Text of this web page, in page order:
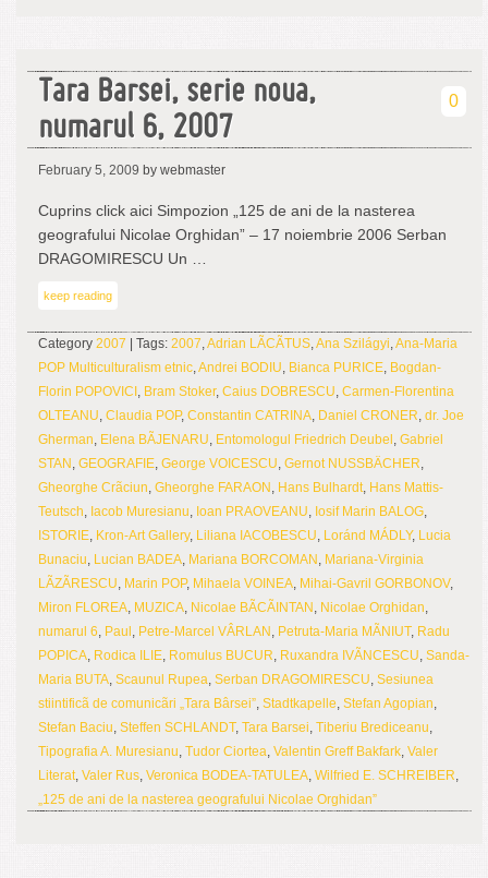
Tara Barsei, serie noua,
numarul 6, 2007
0
February 5, 2009 by webmaster
Cuprins click aici Simpozion „125 de ani de la nasterea
geografului Nicolae Orghidan” – 17 noiembrie 2006 Serban
DRAGOMIRESCU Un …
keep reading
Category 2007 | Tags: 2007,Adrian LÃCÃTUS,Ana Szilágyi,Ana-Maria
POP Multiculturalism etnic,Andrei BODIU, Bianca PURICE, Bogdan-
Florin POPOVICI , Bram Stoker, Caius DOBRESCU, Carmen-Florentina
OLTEANU, Claudia POP, Constantin CATRINA, Daniel CRONER, dr. Joe
Gherman, Elena BÃJENARU, Entomologul Friedrich Deubel , Gabriel
STAN , GEOGRAFIE, George VOICESCU, Gernot NUSSBÄCHER,
Gheorghe Crãciun, Gheorghe FARAON , Hans Bulhardt, Hans Mattis-
Teutsch, Iacob Muresianu, Ioan PRAOVEANU, Iosif Marin BALOG,
ISTORIE, Kron-Art Gallery, Liliana IACOBESCU, Loránd MÁDLY, Lucia
Bunaciu, Lucian BADEA, Mariana BORCOMAN , Mariana-Virginia
LÃZÃRESCU, Marin POP, Mihaela VOINEA, Mihai-Gavril GORBONOV,
Miron FLOREA, MUZICA, Nicolae BÃCÃINTAN , Nicolae Orghidan,
numarul 6, Paul , Petre-Marcel VÂRLAN , Petruta-Maria MÃNIUT, Radu
POPICA, Rodica ILIE, Romulus BUCUR, Ruxandra IVÃNCESCU, Sanda-
Maria BUTA, Scaunul Rupea, Serban DRAGOMIRESCU, Sesiunea
stiintificã de comunicãri „Tara Bârsei”, Stadtkapelle, Stefan Agopian,
Stefan Baciu, Steffen SCHLANDT, Tara Barsei, Tiberiu Brediceanu,
Tipografia A. Muresianu, Tudor Ciortea, Valentin Greff Bakfark, Valer
Literat, Valer Rus, Veronica BODEA-TATULEA, Wilfried E. SCHREIBER,
„125 de ani de la nasterea geografului Nicolae Orghidan”